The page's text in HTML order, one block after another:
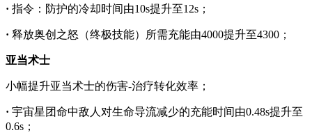
· 指令：防护的冷却时间由10s提升至12s；
· 释放奥创之怒（终极技能）所需充能由4000提升至4300；
亚当术士
小幅提升亚当术士的伤害-治疗转化效率；
· 宇宙星团命中敌人对生命导流减少的充能时间由0.48s提升至
0.6s；